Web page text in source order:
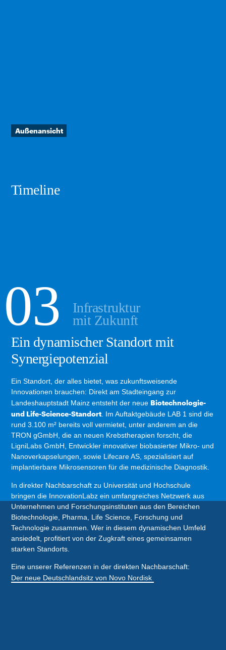
Außenansicht
Timeline
Infrastruktur
mit Zukunft
Ein dynamischer Standort mit
Synergiepotenzial
Ein Standort, der alles bietet, was zukunftsweisende
Innovationen brauchen: Direkt am Stadteingang zur
Landeshauptstadt Mainz entsteht der neue Biotechnologie-
und Life-Science-Standort. Im Auftaktgebäude LAB 1 sind die
rund 3.100 m² bereits voll vermietet, unter anderem an die
TRON gGmbH, die an neuen Krebstherapien forscht, die
LigniLabs GmbH, Entwickler innovativer biobasierter Mikro- und
Nanoverkapselungen, sowie Lifecare AS, spezialisiert auf
implantierbare Mikrosensoren für die medizinische Diagnostik.
In direkter Nachbarschaft zu Universität und Hochschule
bringen die InnovationLabz ein umfangreiches Netzwerk aus
Unternehmen und Forschungsinstituten aus den Bereichen
Biotechnologie, Pharma, Life Science, Forschung und
Technologie zusammen. Wer in diesem dynamischen Umfeld
ansiedelt, profitiert von der Zugkraft eines gemeinsamen
starken Standorts.
Eine unserer Referenzen in der direkten Nachbarschaft:
Der neue Deutschlandsitz von Novo Nordisk